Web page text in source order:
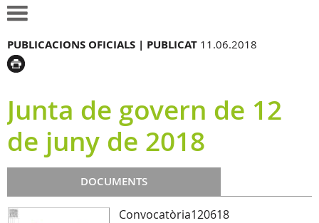
PUBLICACIONS OFICIALS | PUBLICAT 11.06.2018
Junta de govern de 12
de juny de 2018
DOCUMENTS
Convocatòria120618